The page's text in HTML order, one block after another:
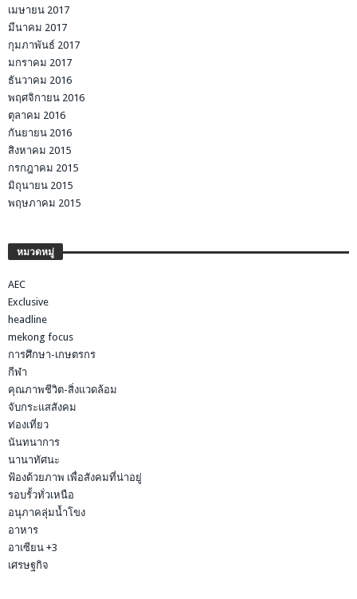
เมษายน 2017
มีนาคม 2017
กุมภาพันธ์ 2017
มกราคม 2017
ธันวาคม 2016
พฤศจิกายน 2016
ตุลาคม 2016
กันยายน 2016
สิงหาคม 2015
กรกฎาคม 2015
มิถุนายน 2015
พฤษภาคม 2015
หมวดหมู่
AEC
Exclusive
headline
mekong focus
การศึกษา-เกษตรกร
กีฬา
คุณภาพชีวิต-สิ่งแวดล้อม
จับกระแสสังคม
ท่องเที่ยว
นันทนาการ
นานาทัศนะ
ฟ้องด้วยภาพ เพื่อสังคมที่น่าอยู่
รอบรั้วทั่วเหนือ
อนุภาคลุ่มน้ำโขง
อาหาร
อาเซียน +3
เศรษฐกิจ